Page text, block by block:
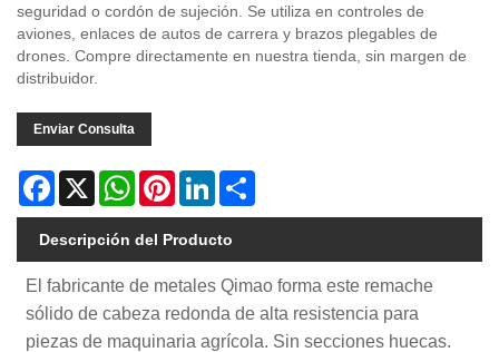
seguridad o cordón de sujeción. Se utiliza en controles de
aviones, enlaces de autos de carrera y brazos plegables de
drones. Compre directamente en nuestra tienda, sin margen de
distribuidor.
Enviar Consulta
Facebook
X WhatsAppPinterestLinkedIn
Descripción del Producto
El fabricante de metales Qimao forma este remache
sólido de cabeza redonda de alta resistencia para
piezas de maquinaria agrícola. Sin secciones huecas.